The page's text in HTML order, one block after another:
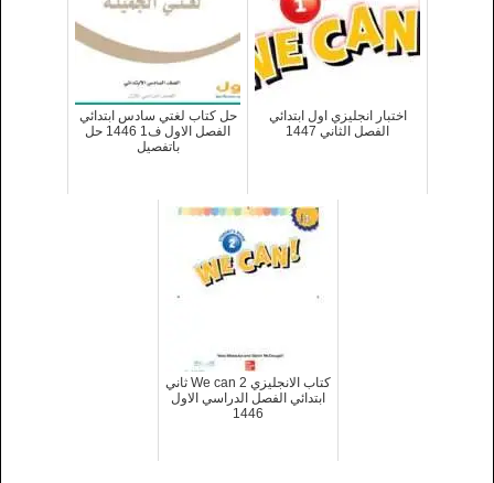
اختبار انجليزي اول ابتدائي
الفصل الثاني 1447
حل كتاب لغتي سادس ابتدائي
الفصل الاول ف1 1446 حل
باتفصيل
كتاب الانجليزي We can 2 ثاني
ابتدائي الفصل الدراسي الاول
1446